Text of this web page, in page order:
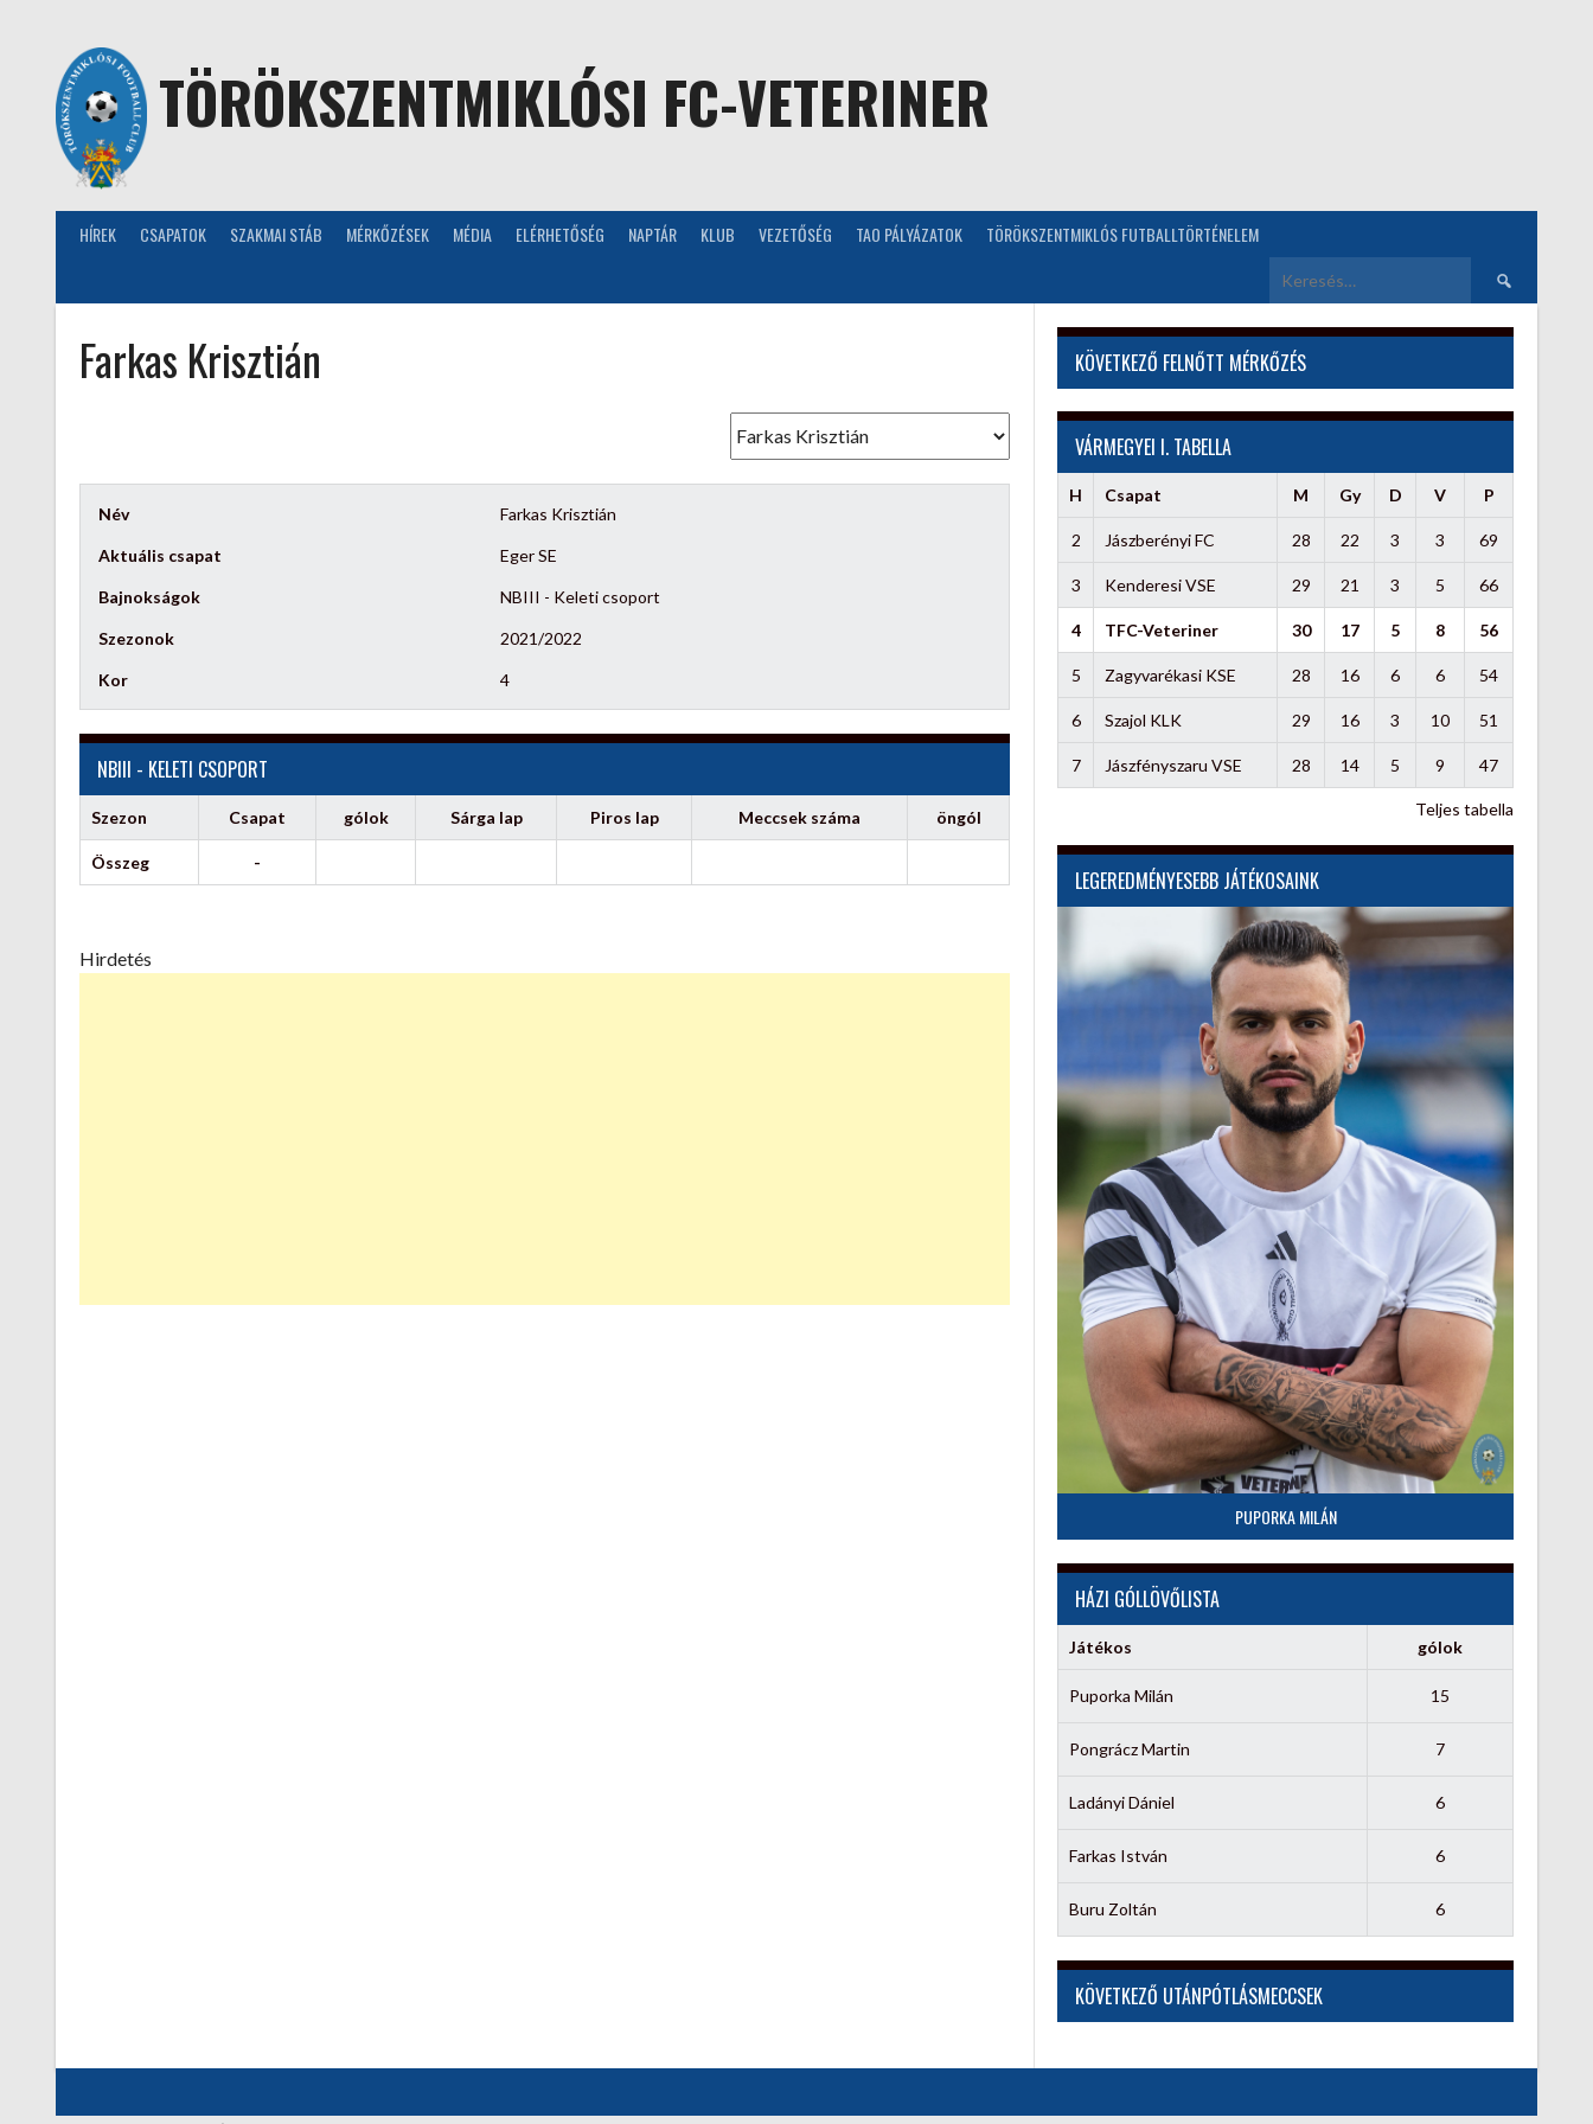
TÖRÖKSZENTMIKLÓSI FC-VETERINER
HÍREK CSAPATOK SZAKMAI STÁB MÉRKŐZÉSEK MÉDIA ELÉRHETŐSÉG NAPTÁR KLUB VEZETŐSÉG TAO PÁLYÁZATOK TÖRÖKSZENTMIKLÓS FUTBALLTÖRTÉNELEM
Keresés:
Farkas Krisztián
Név Farkas Krisztián
Aktuális csapat Eger SE
Bajnokságok NBIII - Keleti csoport
Szezonok 2021/2022
Kor 4
NBIII - KELETI CSOPORT
Szezon Csapat gólok Sárga lap Piros lap Meccsek száma öngól
Összeg -
Hirdetés
KÖVETKEZŐ FELNŐTT MÉRKŐZÉS
VÁRMEGYEI I. TABELLA
H Csapat M Gy D V P
2 Jászberényi FC 28 22 3 3 69
3 Kenderesi VSE 29 21 3 5 66
4 TFC-Veteriner 30 17 5 8 56
5 Zagyvarékasi KSE 28 16 6 6 54
6 Szajol KLK 29 16 3 10 51
7 Jászfényszaru VSE 28 14 5 9 47
Teljes tabella
LEGEREDMÉNYESEBB JÁTÉKOSAINK
PUPORKA MILÁN
HÁZI GÓLLÖVŐLISTA
Játékos gólok
Puporka Milán 15
Pongrácz Martin 7
Ladányi Dániel 6
Farkas István 6
Buru Zoltán 6
KÖVETKEZŐ UTÁNPÓTLÁSMECCSEK